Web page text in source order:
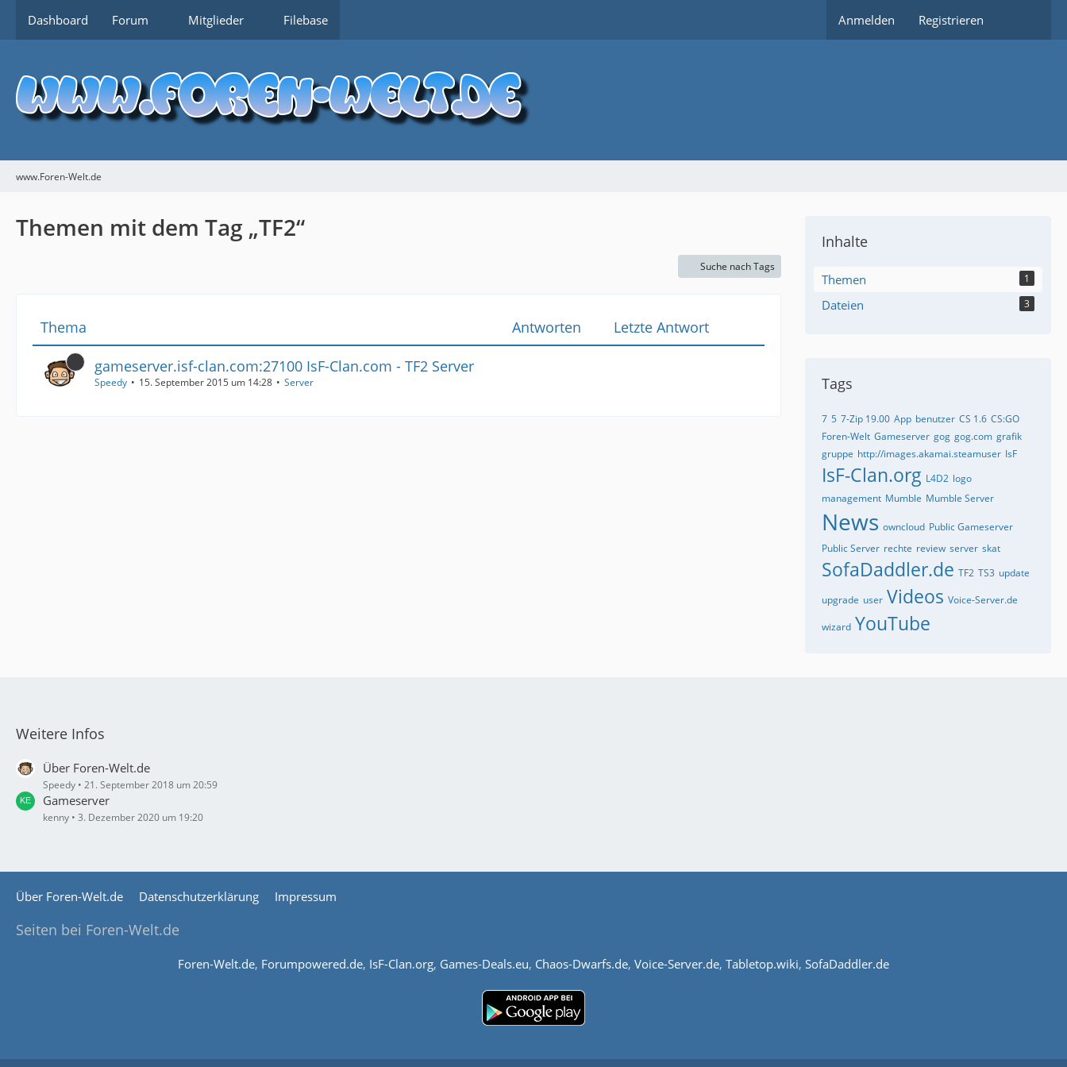
Dashboard Forum Mitglieder Filebase Anmelden Registrieren
www.Foren-Welt.de
Themen mit dem Tag „TF2“
Suche nach Tags
Thema Antworten Letzte Antwort
gameserver.isf-clan.com:27100 IsF-Clan.com - TF2 Server
Speedy 15. September 2015 um 14:28 Server
Inhalte
Themen 1
Dateien 3
Tags
7 5 7-Zip 19.00 App benutzer CS 1.6 CS:GO
Foren-Welt Gameserver gog gog.com grafik
gruppe http://images.akamai.steamuser IsF
IsF-Clan.org L4D2 logo
management Mumble Mumble Server
News owncloud Public Gameserver
Public Server rechte review server skat
SofaDaddler.de TF2 TS3 update
upgrade user Videos Voice-Server.de
wizard YouTube
Weitere Infos
Über Foren-Welt.de
Speedy 21. September 2018 um 20:59
Gameserver
kenny 3. Dezember 2020 um 19:20
Über Foren-Welt.de Datenschutzerklärung Impressum
Seiten bei Foren-Welt.de
Foren-Welt.de, Forumpowered.de, IsF-Clan.org, Games-Deals.eu, Chaos-Dwarfs.de, Voice-Server.de, Tabletop.wiki, SofaDaddler.de